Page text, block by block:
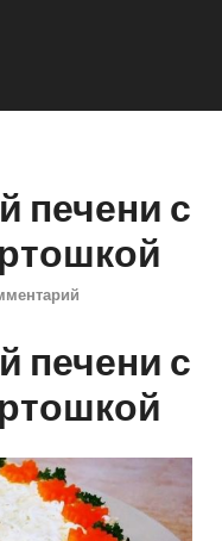
печени с
печени с